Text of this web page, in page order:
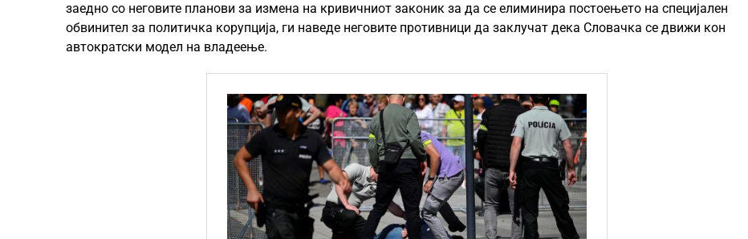
заедно со неговите планови за измена на кривичниот законик за да се елиминира постоењето на специјален
обвинител за политичка корупција, ги наведе неговите противници да заклучат дека Словачка се движи кон
автократски модел на владеење.